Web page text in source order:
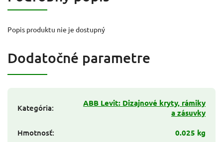
Popis produktu nie je dostupný
Dodatočné parametre
Kategória:
ABB Levit: Dizajnové kryty, rámiky
a zásuvky
Hmotnosť:
0.025 kg